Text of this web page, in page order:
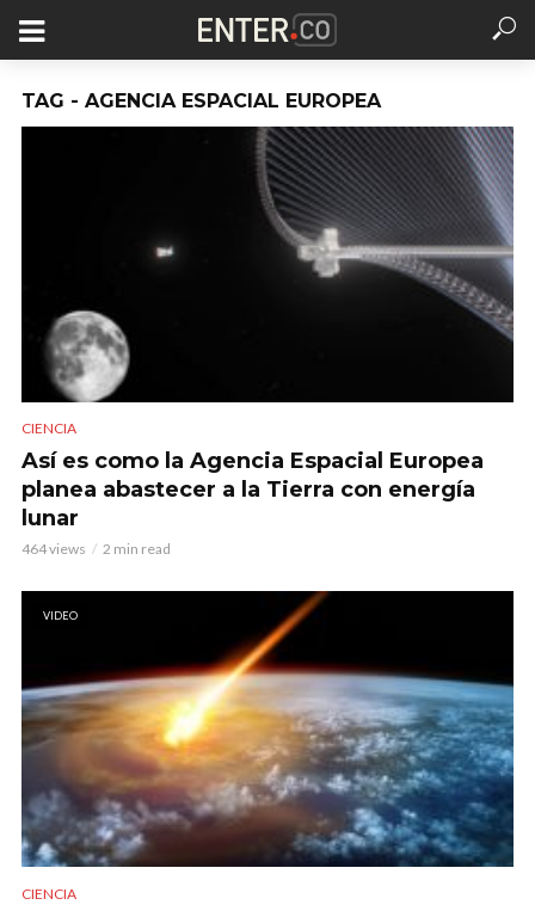
TAG - AGENCIA ESPACIAL EUROPEA
CIENCIA
Así es como la Agencia Espacial Europea
planea abastecer a la Tierra con energía
lunar
464 views 2 min read
VIDEO
CIENCIA